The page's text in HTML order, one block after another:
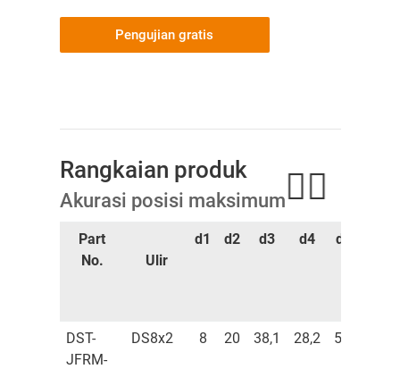
Pengujian gratis
Rangkaian produk
Akurasi posisi maksimum
Part
No.
Ulir
d1 d2 d3 d4 d5
DST-
JFRM-
DS8x2 8 20 38,1 28,2 5,2